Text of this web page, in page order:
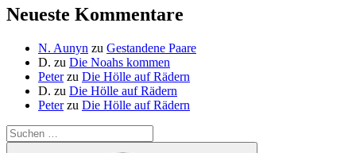
Neueste Kommentare
N. Aunyn zu Gestandene Paare
D. zu Die Noahs kommen
Peterzu Die Hölle auf Rädern
D. zu Die Hölle auf Rädern
Peterzu Die Hölle auf Rädern
Suche
nach: